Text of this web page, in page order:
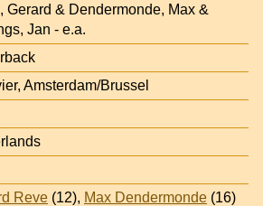
Gerard & Dendermonde, Max &
Jan - e.a.
Amsterdam/Brussel
Reve (12), Max Dendermonde (16)